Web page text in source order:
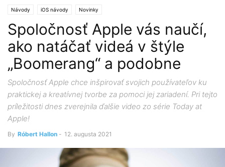
Návody iOS návody Novinky
Spoločnosť Apple vás naučí,
ako natáčať videá v štýle
„Boomerang“ a podobne
Spoločnosť Apple chce inšpirovať svojich používateľov ku
praktickej a kreatívnej tvorbe za pomoci jej zariadení. Pri tejto
príležitosti dnes zverejnila ďalšie video zo série Today at
Apple!
By Róbert Hallon - 12. augusta 2021